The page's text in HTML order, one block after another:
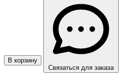
В корзину
Связаться для заказа